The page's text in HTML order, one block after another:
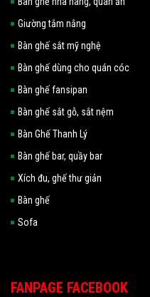
Giường tắm nắng
Bàn ghế sắt mỹ nghệ
Bàn ghế dùng cho quán cóc
Bàn ghế fansipan
Bàn ghế sắt gỗ, sắt nệm
Bàn Ghế Thanh Lý
Bàn ghế bar, quầy bar
Xích đu, ghế thư giản
Bàn ghế
Sofa
FANPAGE FACEBOOK